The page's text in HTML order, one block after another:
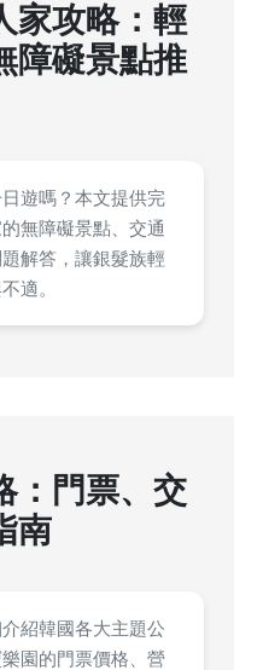
家攻略：輕
障礙景點推
遊嗎？本文提供完
無障礙景點、交通
解答，讓銀髮族輕
適。
：門票、交
南
紹韓國各大主題公
園的門票價格、營